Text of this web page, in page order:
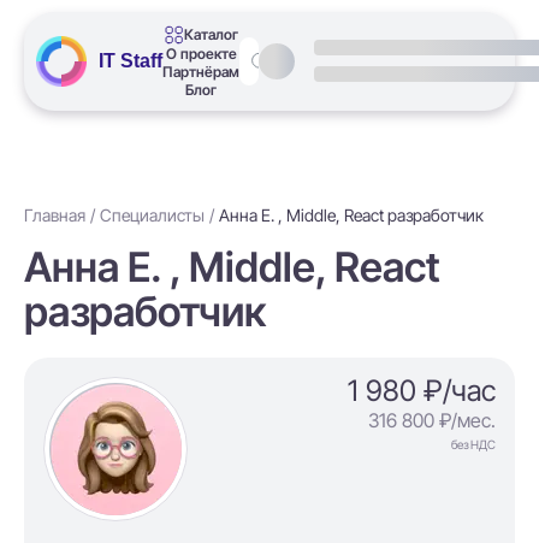
IT Staff
Каталог
О проекте
Партнёрам
Блог
Главная Специалисты Анна Е. , Middle, React разработчик
Анна Е. , Middle, React
разработчик
1 980 ₽/час
316 800 ₽/мес.
без НДС